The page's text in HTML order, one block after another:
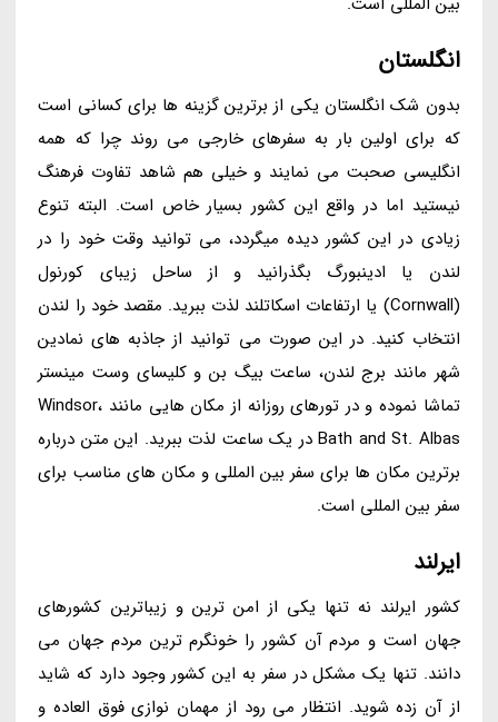
انگلستان
بدون شک انگلستان یکی از برترین گزینه ها برای کسانی است
که برای اولین بار به سفرهای خارجی می روند چرا که همه
انگلیسی صحبت می نمایند و خیلی هم شاهد تفاوت فرهنگ
نیستید اما در واقع این کشور بسیار خاص است. البته تنوع
زیادی در این کشور دیده میگردد، می توانید وقت خود را در
لندن یا ادینبورگ بگذرانید و از ساحل زیبای کورنول
(Cornwall) یا ارتفاعات اسکاتلند لذت ببرید. مقصد خود را لندن
انتخاب کنید. در این صورت می توانید از جاذبه های نمادین
شهر مانند برج لندن، ساعت بیگ بن و کلیسای وست مینستر
تماشا نموده و در تورهای روزانه از مکان هایی مانند Windsor،
Bath and St. Albas در یک ساعت لذت ببرید. این متن درباره
برترین مکان ها برای سفر بین المللی و مکان های مناسب برای
سفر بین المللی است.
ایرلند
کشور ایرلند نه تنها یکی از امن ترین و زیباترین کشورهای
جهان است و مردم آن کشور را خونگرم ترین مردم جهان می
دانند. تنها یک مشکل در سفر به این کشور وجود دارد که شاید
از آن زده شوید. انتظار می رود از مهمان نوازی فوق العاده و